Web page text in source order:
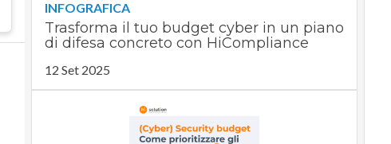
INFOGRAFICA
Trasforma il tuo budget cyber in un piano
di difesa concreto con HiCompliance
12 Set 2025